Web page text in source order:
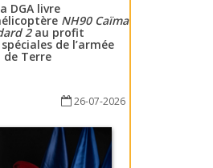
DGA livre
NH90 Caïman
2au profit
de l’armée
de Terre
26-07-2026